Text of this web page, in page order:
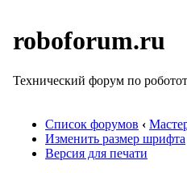
roboforum.ru
Технический форум по
Список форумов ‹
Изменить размер шрифта
Версия для печати